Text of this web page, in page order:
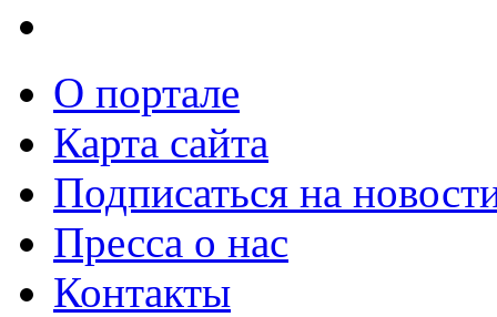
О портале
Карта сайта
Подписаться на
Пресса о нас
Контакты